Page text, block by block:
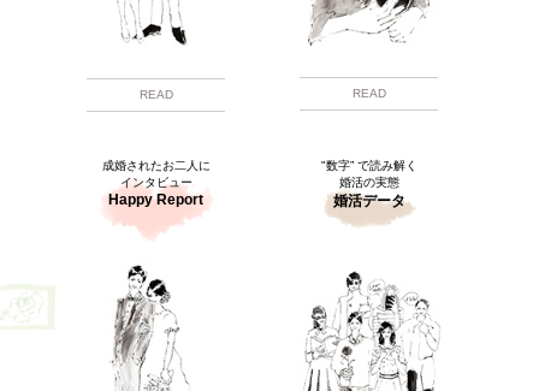
READ READ
成婚されたお二人に
インタビュー
Happy Report
"数字” で読み解く
婚活の実態
婚活データ